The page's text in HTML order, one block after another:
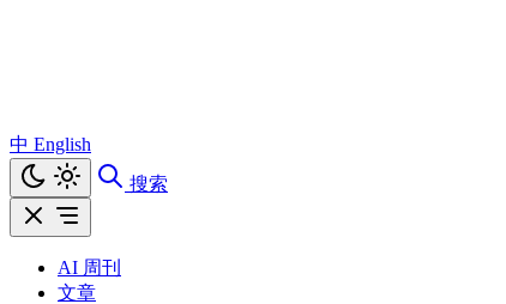
中 English
搜索
AI 周刊
文章